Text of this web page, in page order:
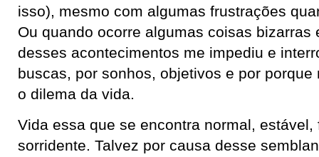
isso), mesmo com algumas frustrações
Ou quando ocorre algumas coisas bizarras
desses acontecimentos me impediu e
buscas, por sonhos, objetivos e por
o dilema da vida.
Vida essa que se encontra normal, estável,
sorridente. Talvez por causa desse